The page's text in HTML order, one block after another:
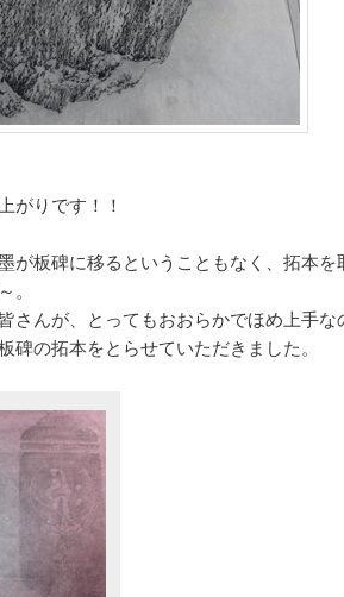
がりです！！
が板碑に移るということもなく、拓本を
。
さんが、とってもおおらかでほめ上手な
の拓本をとらせていただきました。